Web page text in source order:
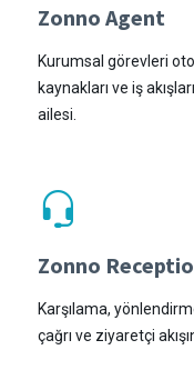
Zonno Agent
Kurumsal görevleri
kaynakları ve iş
ailesi.
Zonno
Karşılama,
çağrı ve ziyaretçi